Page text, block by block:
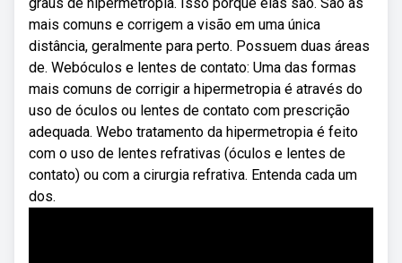
mais comuns e corrigem a visão em uma única
distância, geralmente para perto. Possuem duas áreas
de. Webóculos e lentes de contato: Uma das formas
mais comuns de corrigir a hipermetropia é através do
uso de óculos ou lentes de contato com prescrição
adequada. Webo tratamento da hipermetropia é feito
com o uso de lentes refrativas (óculos e lentes de
contato) ou com a cirurgia refrativa. Entenda cada um
dos.